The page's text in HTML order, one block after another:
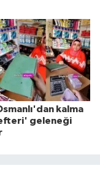
kalma
geleneği